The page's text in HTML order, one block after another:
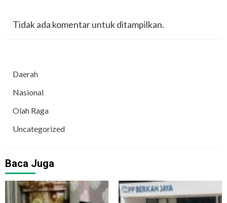
Tidak ada komentar untuk ditampilkan.
Daerah
Nasional
Olah Raga
Uncategorized
Baca Juga